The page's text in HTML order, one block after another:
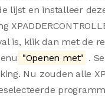
lijst en installeer
is, klik dan met de
"Openen met" .
Nu zouden alle